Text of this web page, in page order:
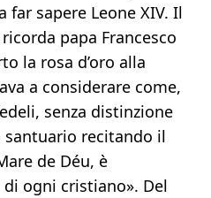
far sapere Leone XIV. Il
papa Francesco
la rosa d’oro alla
a considerare come,
senza distinzione
santuario recitando il
de Déu, è
ogni cristiano». Del